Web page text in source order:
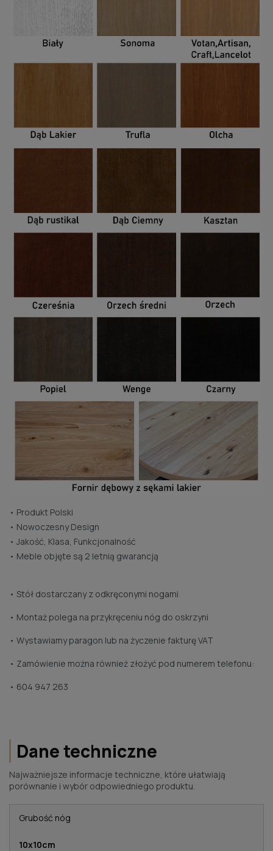
• Produkt Polski
• Nowoczesny Design
• Jakość, Klasa, Funkcjonalność
• Meble objęte są 2 letnią gwarancją
• Stół dostarczany z odkręconymi nogami
• Montaż polega na przykręceniu nóg do oskrzyni
• Wystawiamy paragon lub na życzenie fakturę VAT
• Zamówienie można również złożyć pod numerem telefonu:
• 604 947 263
Dane techniczne
Najważniejsze informacje techniczne, które ułatwiają
porównanie i wybór odpowiedniego produktu.
Grubość nóg
10x10cm